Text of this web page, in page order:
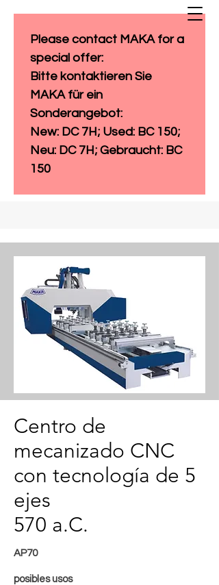
Please contact MAKA for a
special offer:
Bitte kontaktieren Sie
MAKA für ein
Sonderangebot:
New: DC 7H; Used: BC 150;
Neu: DC 7H; Gebraucht: BC
150
Centro de
mecanizado CNC
con tecnología de 5
ejes
570 a.C.
AP70
posibles usos